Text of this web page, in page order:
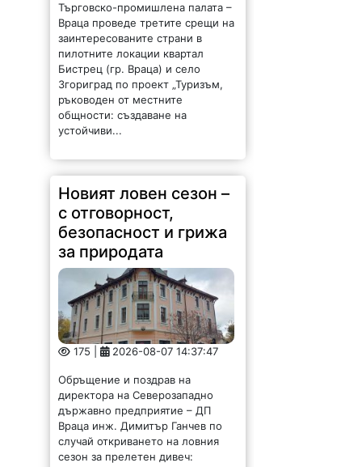
Търговско-промишлена палата –
Враца проведе третите срещи на
заинтересованите страни в
пилотните локации квартал
Бистрец (гр. Враца) и село
Згориград по проект „Туризъм,
ръководен от местните
общности: създаване на
устойчиви...
Новият ловен сезон –
с отговорност,
безопасност и грижа
за природата
175 | 2026-08-07 14:37:47
Обръщение и поздрав на
директора на Северозападно
държавно предприятие – ДП
Враца инж. Димитър Ганчев по
случай откриването на ловния
сезон за прелетен дивеч: